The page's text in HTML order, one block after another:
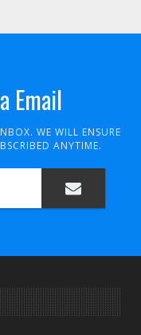
Email
WE WILL ENSURE
ANYTIME.